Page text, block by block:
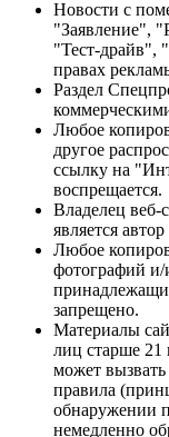
Новости с
"Заявление",
"Тест-драйв",
правах
Раздел
Любое
другое
ссылку на
воспрещается.
Владелец веб-
является
Любое
фотографий и/
запрещено.
Материалы
лиц старше 21
может
правила
обнаружении
немедленно